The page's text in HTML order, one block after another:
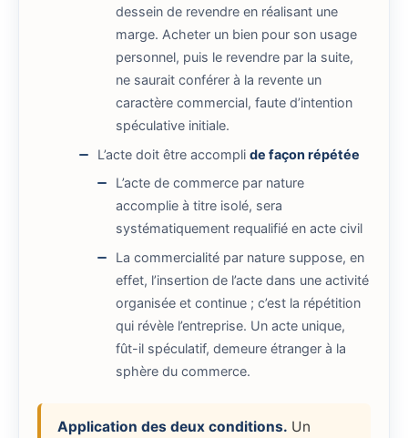
dessein de revendre en réalisant une
marge. Acheter un bien pour son usage
personnel, puis le revendre par la suite,
ne saurait conférer à la revente un
caractère commercial, faute d’intention
spéculative initiale.
L’acte doit être accomplide façon répétée
L’acte de commerce par nature
accomplie à titre isolé, sera
systématiquement requalifié en acte civil
La commercialité par nature suppose, en
effet, l’insertion de l’acte dans une activité
organisée et continue ; c’est la répétition
qui révèle l’entreprise. Un acte unique,
fût-il spéculatif, demeure étranger à la
sphère du commerce.
Application des deux conditions. Un